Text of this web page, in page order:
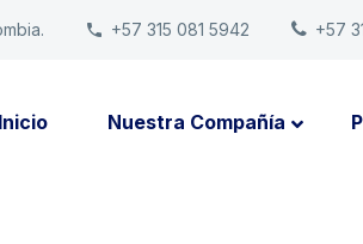
+57 315 081 5942 +57
Inicio Nuestra Compañía